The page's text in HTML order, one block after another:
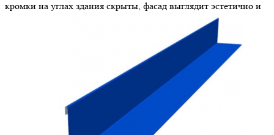
кромки на углах здания скрыты, фасад выглядит эстетично и